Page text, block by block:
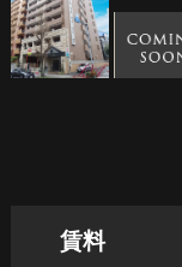
賃料